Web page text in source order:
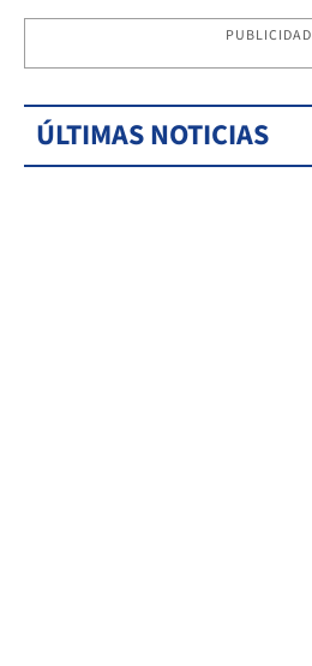
PUBLICIDAD
ÚLTIMAS NOTICIAS